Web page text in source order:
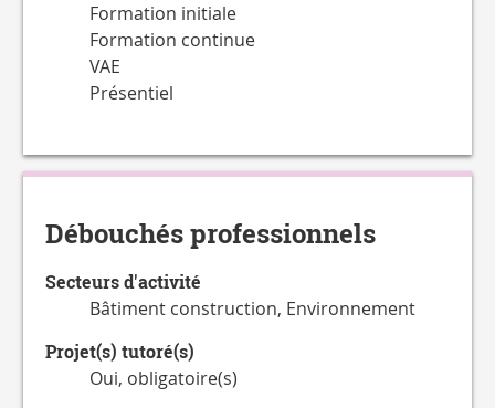
Formation initiale
Formation continue
VAE
Présentiel
Débouchés professionnels
Secteurs d'activité
Bâtiment construction, Environnement
Projet(s) tutoré(s)
Oui, obligatoire(s)